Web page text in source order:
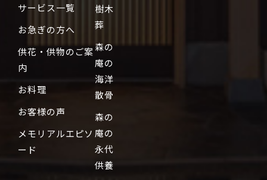
サービス一覧
お急ぎの方へ
供花・供物のご案
内
お料理
お客様の声
メモリアルエピソ
ード
樹木
葬
森の
庵の
海洋
散骨
森の
庵の
永代
供養